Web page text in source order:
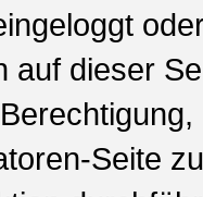
auf dieser
Seite